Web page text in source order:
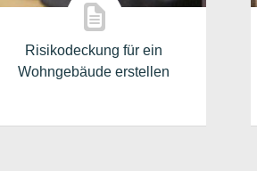
Risikodeckung für ein
Wohngebäude erstellen